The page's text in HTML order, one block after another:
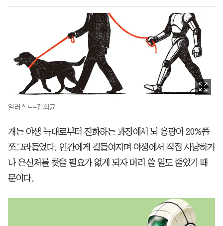
일러스트=김의균
개는 야생 늑대로부터 진화하는 과정에서 뇌 용량이 20%쯤
쪼그라들었다. 인간에게 길들여지며 야생에서 직접 사냥하거
나 은신처를 찾을 필요가 없게 되자 머리 쓸 일도 줄었기 때
문이다.